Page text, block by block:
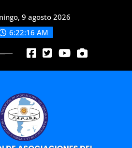
9 agosto 2026
6:22:17 AM